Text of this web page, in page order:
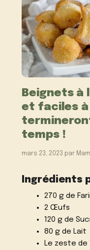
Beignets à
et faciles à
temps !
mars 23, 2023 par
Ingrédients
270 g de
2 Œufs
120 g de
80 g de Lait
Le zeste de